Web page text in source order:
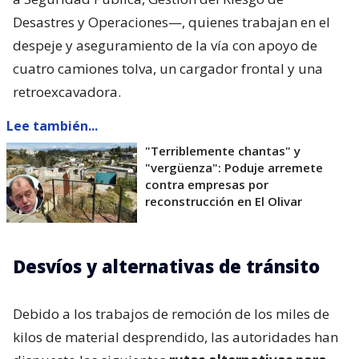
Desastres y Operaciones—, quienes trabajan en el
despeje y aseguramiento de la vía con apoyo de
cuatro camiones tolva, un cargador frontal y una
retroexcavadora.
Lee también...
"Terriblemente chantas" y
"vergüenza": Poduje arremete
contra empresas por
reconstrucción en El Olivar
Desvíos y alternativas de tránsito
Debido a los trabajos de remoción de los miles de
kilos de material desprendido, las autoridades han